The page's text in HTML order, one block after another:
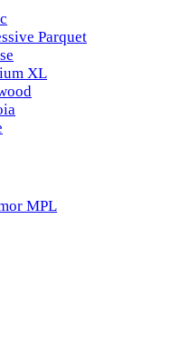
Parquet
XL
MPL